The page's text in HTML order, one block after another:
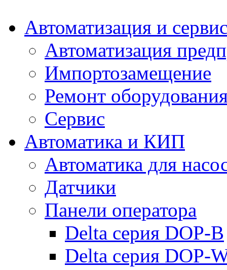
Автоматизация и
Автоматизация
Импортозамещение
Ремонт
Сервис
Автоматика и КИП
Автоматика для
Датчики
Панели оператора
Delta серия DOP-B
Delta серия DOP-